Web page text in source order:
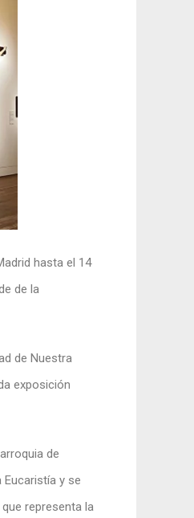
hasta el 14
de la
de Nuestra
exposición
de
y se
representa la